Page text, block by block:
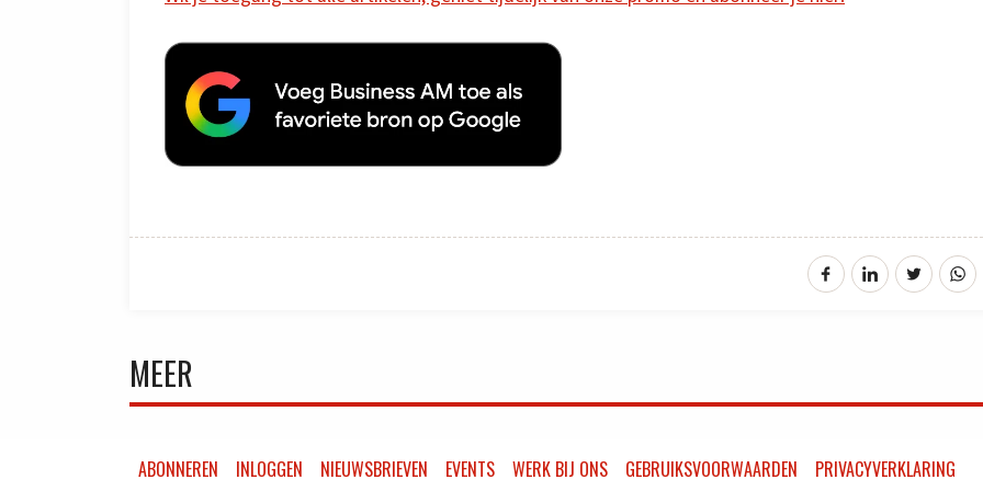
MEER
ABONNEREN INLOGGEN NIEUWSBRIEVEN EVENTS WERK BIJ ONS GEBRUIKSVOORWAARDEN PRIVACYVERKLARING